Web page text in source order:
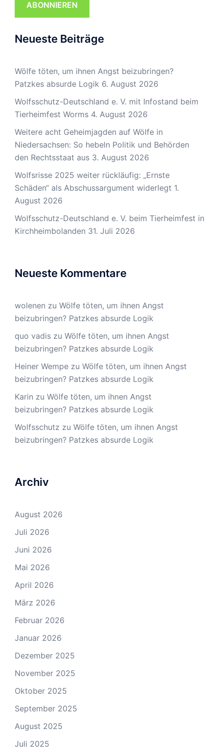
ABONNIEREN
Neueste Beiträge
Wölfe töten, um ihnen Angst beizubringen?
Patzkes absurde Logik 6. August 2026
Wolfsschutz-Deutschland e. V. mit Infostand beim
Tierheimfest Worms 4. August 2026
Weitere acht Geheimjagden auf Wölfe in
Niedersachsen: So hebeln Politik und Behörden
den Rechtsstaat aus 3. August 2026
Wolfsrisse 2025 weiter rückläufig: „Ernste
Schäden“ als Abschussargument widerlegt 1.
August 2026
Wolfsschutz-Deutschland e. V. beim Tierheimfest in
Kirchheimbolanden 31. Juli 2026
Neueste Kommentare
wolenen zu Wölfe töten, um ihnen Angst
beizubringen? Patzkes absurde Logik
quo vadis zu Wölfe töten, um ihnen Angst
beizubringen? Patzkes absurde Logik
Heiner Wempe zu Wölfe töten, um ihnen Angst
beizubringen? Patzkes absurde Logik
Karin zu Wölfe töten, um ihnen Angst
beizubringen? Patzkes absurde Logik
Wolfsschutz zu Wölfe töten, um ihnen Angst
beizubringen? Patzkes absurde Logik
Archiv
August 2026
Juli 2026
Juni 2026
Mai 2026
April 2026
März 2026
Februar 2026
Januar 2026
Dezember 2025
November 2025
Oktober 2025
September 2025
August 2025
Juli 2025